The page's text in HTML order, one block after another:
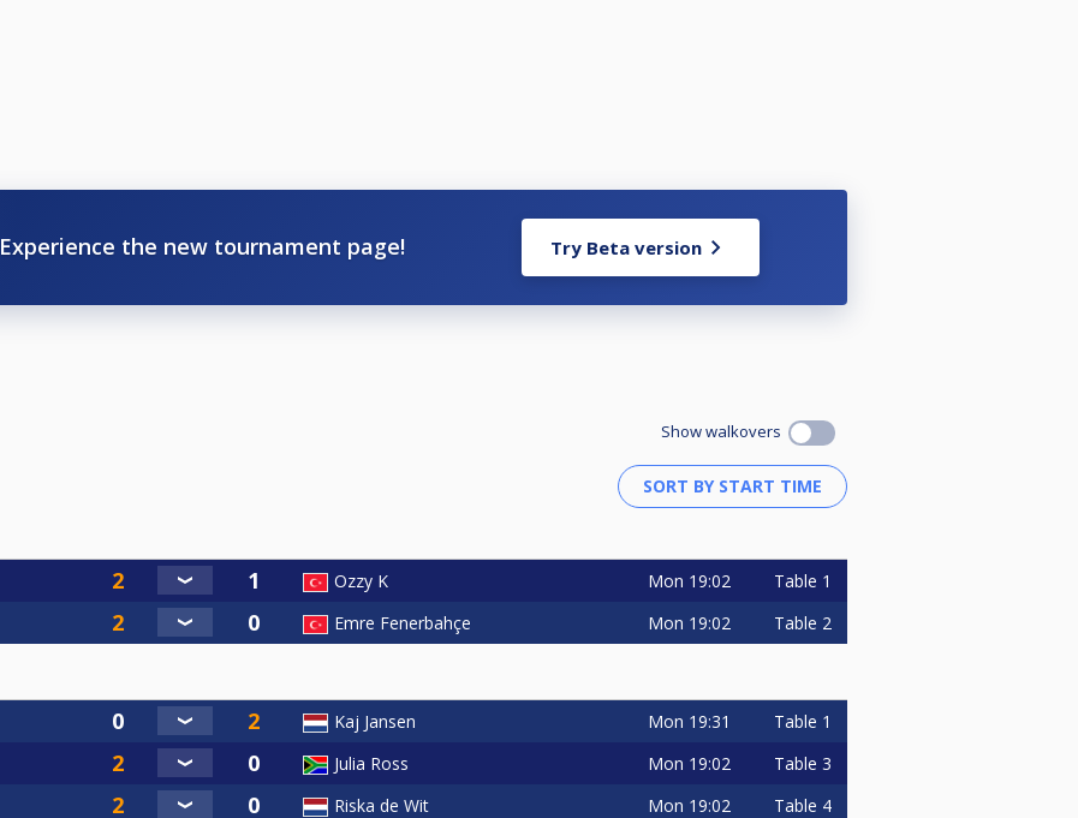
Experience the new tournament page! Try Beta version
Show walkovers
Ozzy K Mon 19:02 Table 1
Emre Fenerbahçe Mon 19:02 Table 2
Kaj Jansen Mon 19:31 Table 1
Julia Ross Mon 19:02 Table 3
Riska de Wit Mon 19:02 Table 4